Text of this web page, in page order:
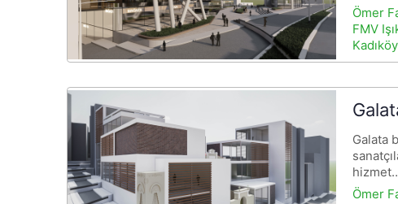
Ömer
FMV
Kadıköy
Galata
Ömer